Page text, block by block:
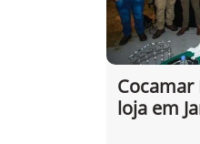
loja em